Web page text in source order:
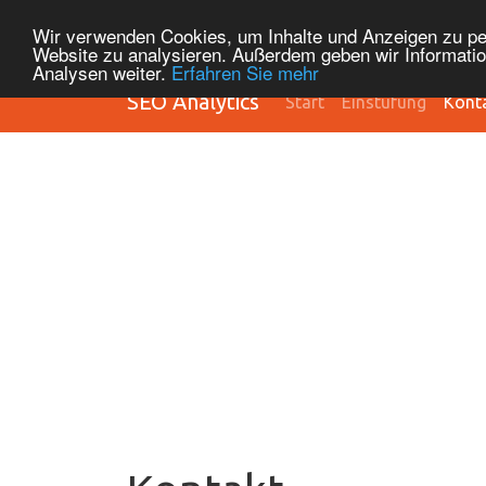
Wir verwenden Cookies, um Inhalte und Anzeigen zu
Website zu analysieren. Außerdem geben wir
Analysen weiter. Erfahren Sie mehr
SEO Analytics Start Einstufung